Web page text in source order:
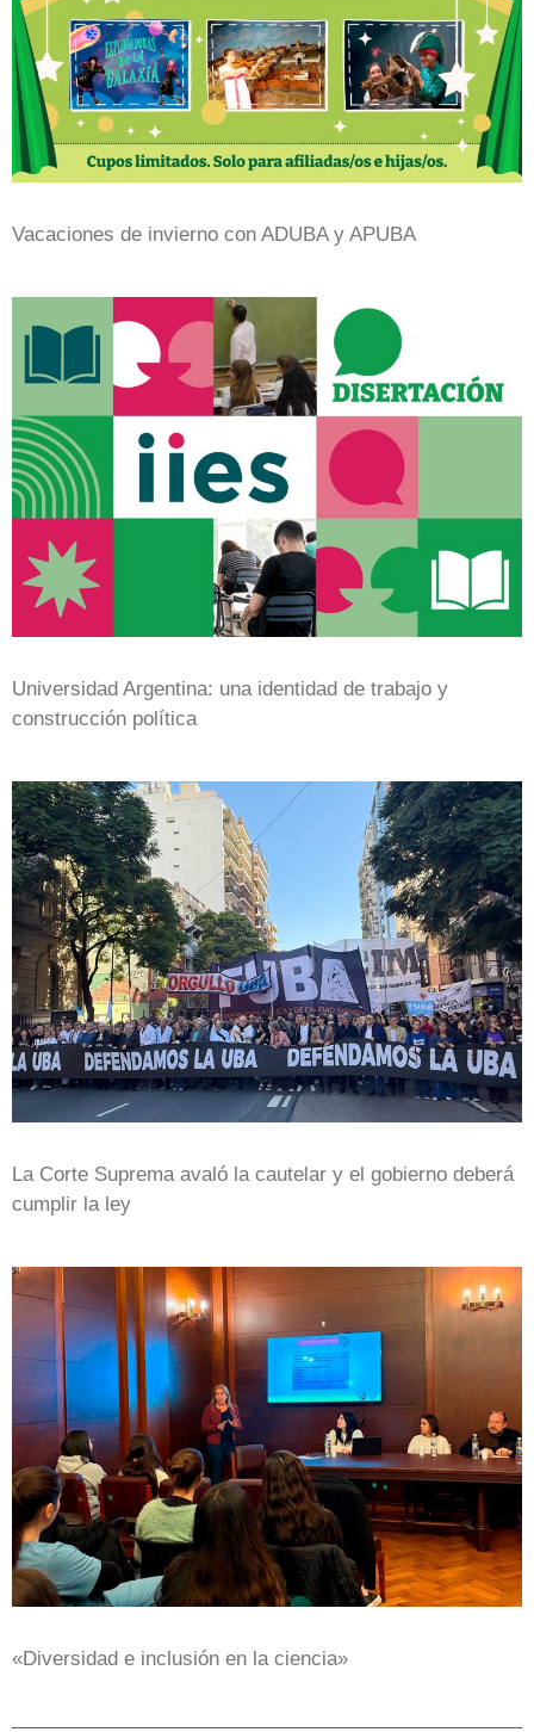
Vacaciones de invierno con ADUBA y APUBA
Universidad Argentina: una identidad de trabajo y
construcción política
La Corte Suprema avaló la cautelar y el gobierno deberá
cumplir la ley
«Diversidad e inclusión en la ciencia»